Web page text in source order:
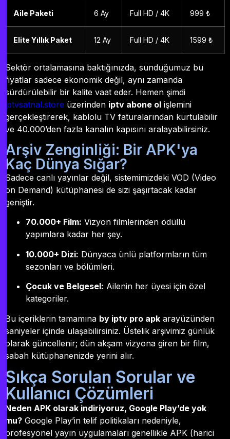
Aile Paketi 6 Ay Full HD / 4K 999 ₺
Elite Yıllık Paket 12 Ay Full HD / 4K 1599 ₺
Sektör ortalamasına baktığınızda, sunduğumuz bu
fiyatlar sadece ekonomik değil, aynı zamanda
sürdürülebilir bir kalite vaat eder. Hemen şimdi
iptvsatnal.store üzerinden iptv abone ol işlemini
gerçekleştirerek, kablolu TV faturalarından kurtulabilir
ve 40.000’den fazla kanalın kapısını aralayabilirsiniz.
Arşiv Zenginliği: Bir APK'ya
Kaç Dünya Sığar?
Sadece canlı yayınlar değil, sistemimizdeki VOD (Video
on Demand) kütüphanesi de sizi şaşırtacak kadar
geniştir.
70.000+ Film: Vizyon filmlerinden ödüllü
yapımlara kadar her şey.
10.000+ Dizi: Dünyaca ünlü platformların tüm
sezonları ve bölümleri.
Çocuk ve Belgesel: Ailenin her üyesi için özel
kategoriler.
Bu içeriklerin tamamına by iptv pro apk arayüzünden
saniyeler içinde ulaşabilirsiniz. Üstelik arşivimiz günlük
olarak güncellenir; dün akşam vizyona giren bir film,
sabah kütüphanenizde yerini alır.
Sıkça Sorulan Sorular ve
Kullanıcı Çözümleri
Neden APK olarak indiriyoruz, Google Play’de yok
mu? Google Play’in telif politikaları nedeniyle,
profesyonel yayın uygulamaları genellikle APK (harici